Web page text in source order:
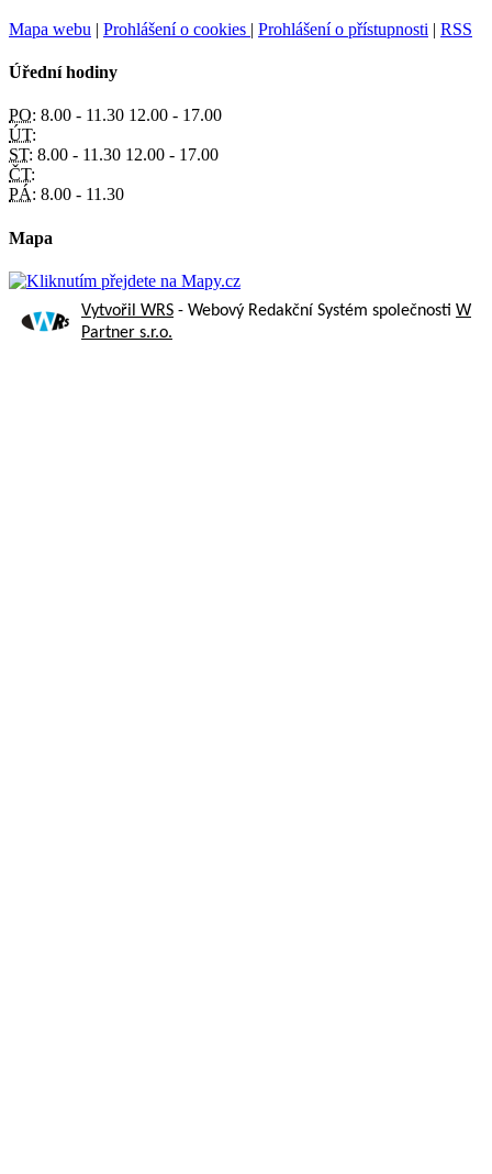
Mapa webu | Prohlášení o cookies | Prohlášení o přístupnosti | RSS
Úřední hodiny
PO: 8.00 - 11.30 12.00 - 17.00
ÚT:
ST: 8.00 - 11.30 12.00 - 17.00
ČT:
PÁ: 8.00 - 11.30
Mapa
Vytvořil WRS - Webový Redakční Systém společnosti W
Partner s.r.o.